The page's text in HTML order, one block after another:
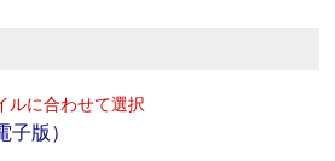
ルに合わせて選択
子版）